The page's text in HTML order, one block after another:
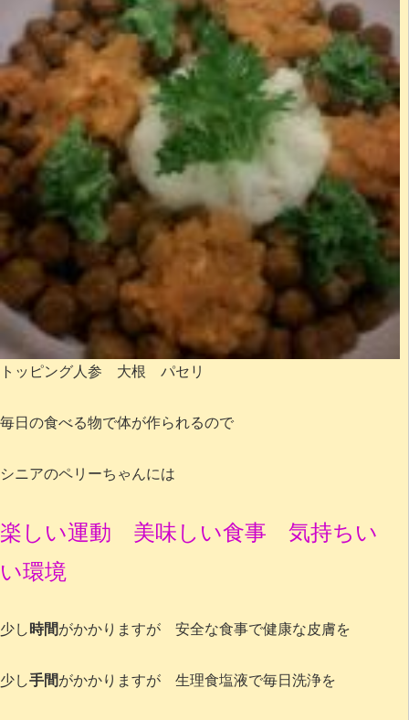
トッピング人参 大根 パセリ
毎日の食べる物で体が作られるので
シニアのペリーちゃんには
楽しい運動 美味しい食事 気持ちい
い環境
少し時間がかかりますが 安全な食事で健康な皮膚を
少し手間がかかりますが 生理食塩液で毎日洗浄を